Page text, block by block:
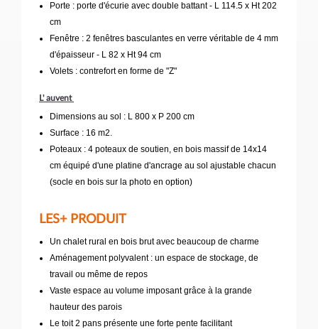
Porte : porte d'écurie avec double battant - L 114.5 x Ht 202
cm
Fenêtre : 2 fenêtres basculantes en verre véritable de 4 mm
d'épaisseur - L 82 x Ht 94 cm
Volets : contrefort en forme de "Z"
L' auvent
Dimensions au sol : L 800 x P 200 cm
Surface : 16 m2.
Poteaux : 4 poteaux de soutien, en bois massif de 14x14
cm équipé d'une platine d'ancrage au sol ajustable chacun
(socle en bois sur la photo en option)
LES+ PRODUIT
Un chalet rural en bois brut avec beaucoup de charme
Aménagement polyvalent : un espace de stockage, de
travail ou même de repos
Vaste espace au volume imposant grâce à la grande
hauteur des parois
Le toit 2 pans présente une forte pente facilitant